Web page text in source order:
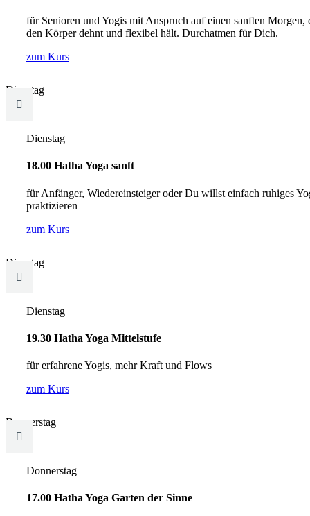
für Senioren und Yogis mit Anspruch auf einen sanften Morgen,
den Körper dehnt und flexibel hält. Durchatmen für Dich.
zum Kurs
Dienstag

Dienstag
18.00 Hatha Yoga sanft
für Anfänger, Wiedereinsteiger oder Du willst einfach ruhiges
praktizieren
zum Kurs
Dienstag

Dienstag
19.30 Hatha Yoga Mittelstufe
für erfahrene Yogis, mehr Kraft und Flows
zum Kurs
Donnerstag

Donnerstag
17.00 Hatha Yoga Garten der Sinne